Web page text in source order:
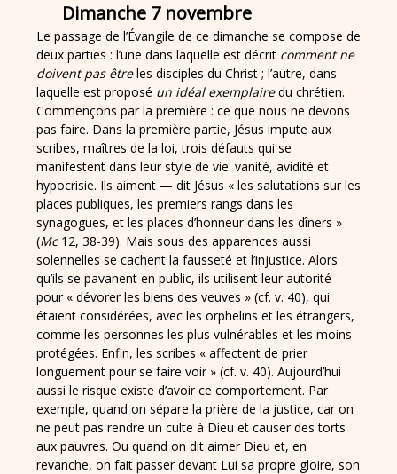
Dimanche 7 novembre
Le passage de l’Évangile de ce dimanche se compose de
deux parties : l’une dans laquelle est décrit comment ne
doivent pas êtreles disciples du Christ ; l’autre, dans
laquelle est proposé un idéal exemplairedu chrétien.
Commençons par la première : ce que nous ne devons
pas faire. Dans la première partie, Jésus impute aux
scribes, maîtres de la loi, trois défauts qui se
manifestent dans leur style de vie: vanité, avidité et
hypocrisie. Ils aiment — dit Jésus « les salutations sur les
places publiques, les premiers rangs dans les
synagogues, et les places d’honneur dans les dîners »
(Mc12, 38-39). Mais sous des apparences aussi
solennelles se cachent la fausseté et l’injustice. Alors
qu’ils se pavanent en public, ils utilisent leur autorité
pour « dévorer les biens des veuves » (cf. v. 40), qui
étaient considérées, avec les orphelins et les étrangers,
comme les personnes les plus vulnérables et les moins
protégées. Enfin, les scribes « affectent de prier
longuement pour se faire voir » (cf. v. 40). Aujourd’hui
aussi le risque existe d’avoir ce comportement. Par
exemple, quand on sépare la prière de la justice, car on
ne peut pas rendre un culte à Dieu et causer des torts
aux pauvres. Ou quand on dit aimer Dieu et, en
revanche, on fait passer devant Lui sa propre gloire, son